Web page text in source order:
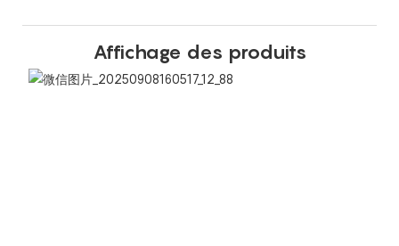
Affichage des produits